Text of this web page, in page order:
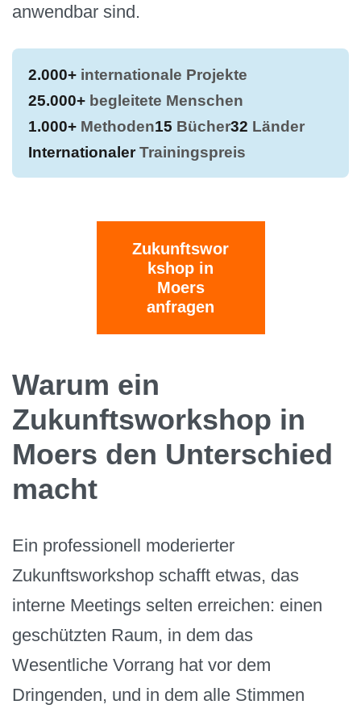
anwendbar sind.
2.000+ internationale Projekte
25.000+ begleitete Menschen
1.000+ Methoden15 Bücher32 Länder
InternationalerTrainingspreis
Zukunftswor
kshop in
Moers
anfragen
Warum ein
Zukunftsworkshop in
Moers den Unterschied
macht
Ein professionell moderierter
Zukunftsworkshop schafft etwas, das
interne Meetings selten erreichen: einen
geschützten Raum, in dem das
Wesentliche Vorrang hat vor dem
Dringenden, und in dem alle Stimmen